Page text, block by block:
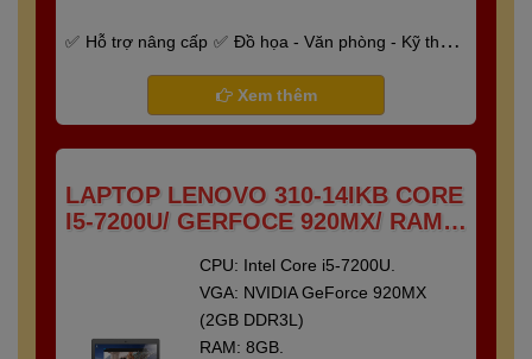
Hỗ trợ nâng cấp
Đồ họa - Văn phòng - Kỹ thuật
Bảo hành 6 tháng
Xem thêm
LAPTOP LENOVO 310-14IKB CORE
I5-7200U/ GERFOCE 920MX/ RAM 8
CPU: Intel Core i5-7200U.
VGA: NVIDIA GeForce 920MX
(2GB DDR3L)
RAM: 8GB.